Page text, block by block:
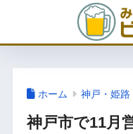
ホーム 神戸・姫路
神戸市で11月